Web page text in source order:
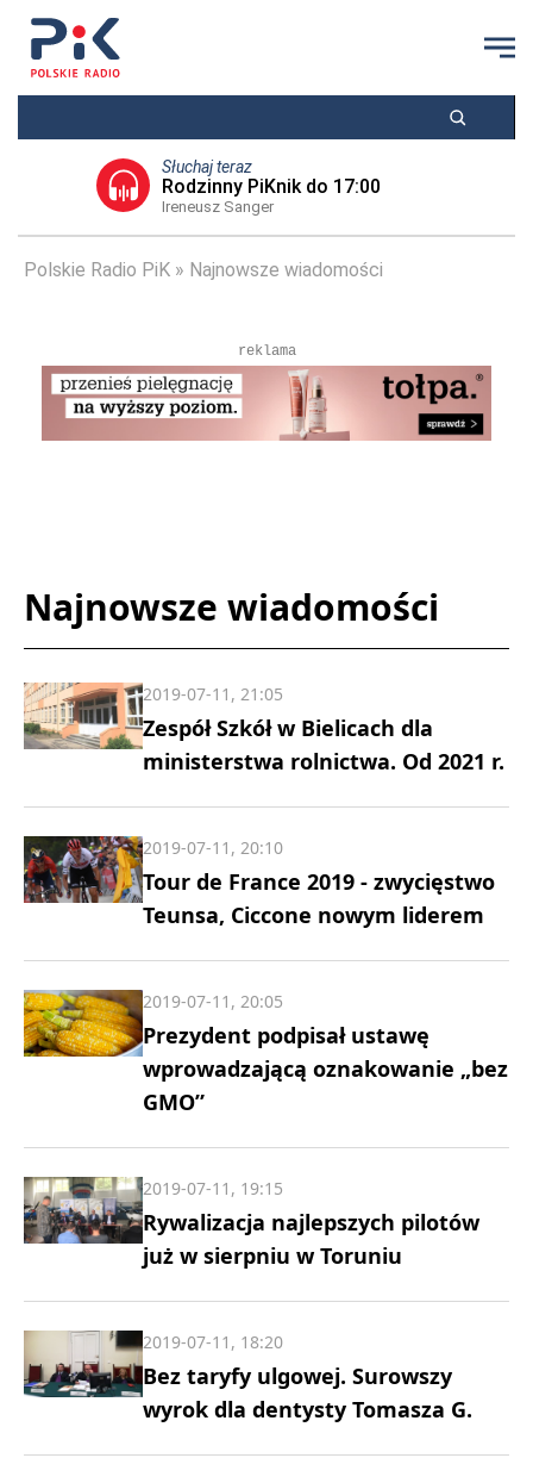
Słuchaj teraz
Rodzinny PiKnik do 17:00
Ireneusz Sanger
Polskie Radio PiK Najnowsze wiadomości
reklama
Najnowsze wiadomości
Zespół Szkół w Bielicach dla
ministerstwa rolnictwa. Od 2021 r.
2019-07-11, 21:05
Tour de France 2019 - zwycięstwo
Teunsa, Ciccone nowym liderem
2019-07-11, 20:10
Prezydent podpisał ustawę
wprowadzającą oznakowanie „bez
GMO”
2019-07-11, 20:05
Rywalizacja najlepszych pilotów
już w sierpniu w Toruniu
2019-07-11, 19:15
Bez taryfy ulgowej. Surowszy
wyrok dla dentysty Tomasza G.
2019-07-11, 18:20